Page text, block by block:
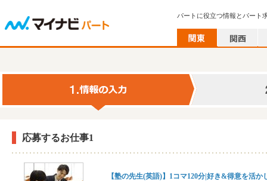
パートに役立つ情報とパート
応募するお仕事1
【塾の先生(英語)】1コマ120分|好き&得意を活